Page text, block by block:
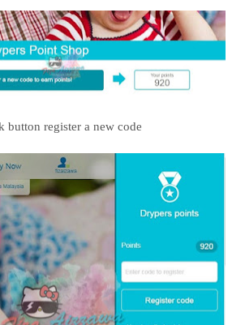
button register a new code